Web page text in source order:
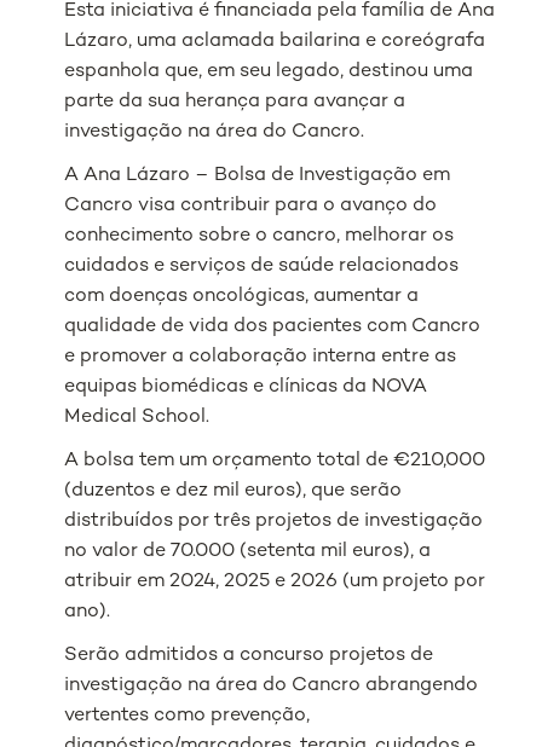
Esta iniciativa é financiada pela família de Ana
Lázaro, uma aclamada bailarina e coreógrafa
espanhola que, em seu legado, destinou uma
parte da sua herança para avançar a
investigação na área do Cancro.
A Ana Lázaro – Bolsa de Investigação em
Cancro visa contribuir para o avanço do
conhecimento sobre o cancro, melhorar os
cuidados e serviços de saúde relacionados
com doenças oncológicas, aumentar a
qualidade de vida dos pacientes com Cancro
e promover a colaboração interna entre as
equipas biomédicas e clínicas da NOVA
Medical School.
A bolsa tem um orçamento total de €210,000
(duzentos e dez mil euros), que serão
distribuídos por três projetos de investigação
no valor de 70.000 (setenta mil euros), a
atribuir em 2024, 2025 e 2026 (um projeto por
ano).
Serão admitidos a concurso projetos de
investigação na área do Cancro abrangendo
vertentes como prevenção,